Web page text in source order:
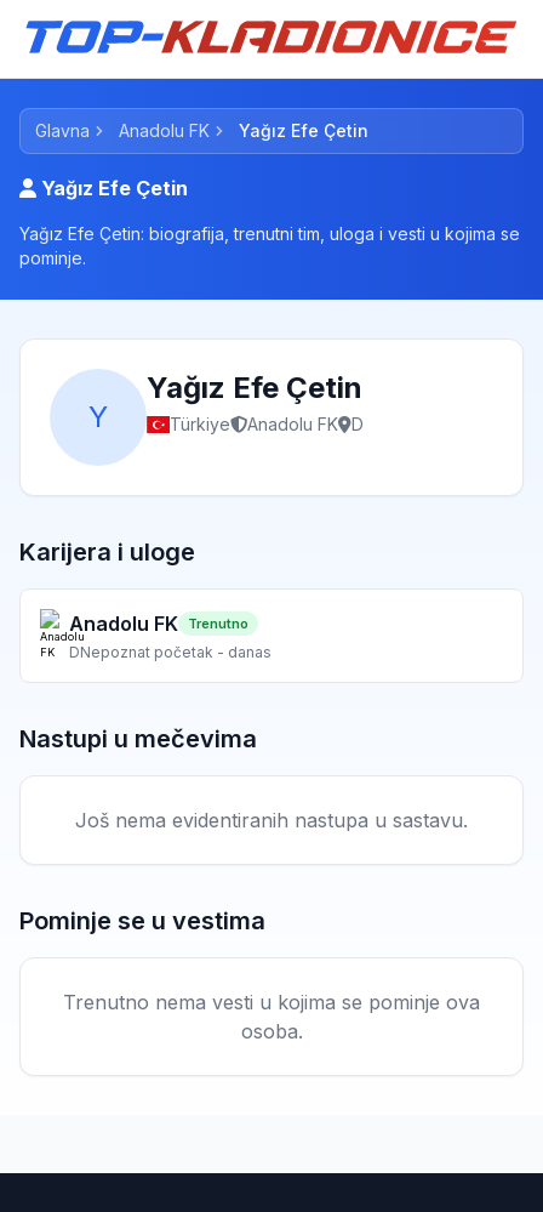
Glavna Anadolu FK Yağız Efe Çetin
Yağız Efe Çetin
Yağız Efe Çetin: biografija, trenutni tim, uloga i vesti u kojima se
pominje.
Y
Yağız Efe Çetin
Türkiye Anadolu FK D
Karijera i uloge
Anadolu FK Trenutno
DNepoznat početak - danas
Nastupi u mečevima
Još nema evidentiranih nastupa u sastavu.
Pominje se u vestima
Trenutno nema vesti u kojima se pominje ova
osoba.